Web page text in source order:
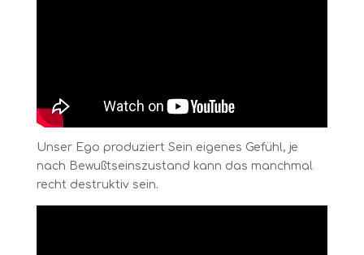
Unser Ego produziert Sein eigenes Gefühl, je
nach Bewußtseinszustand kann das manchmal
recht destruktiv sein.